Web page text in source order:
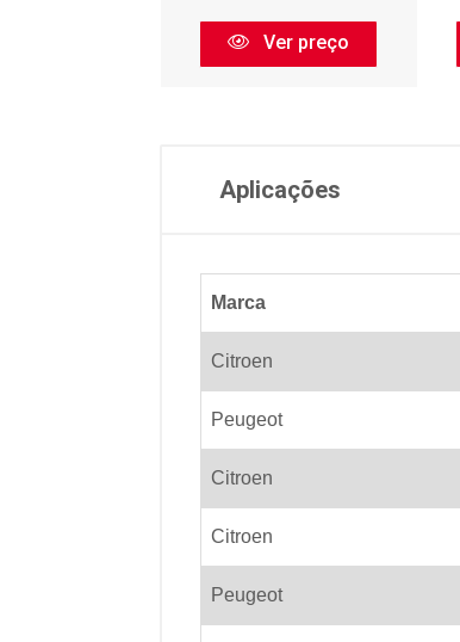
Ver preço
Aplicações
Marca
Citroen
Peugeot
Citroen
Citroen
Peugeot